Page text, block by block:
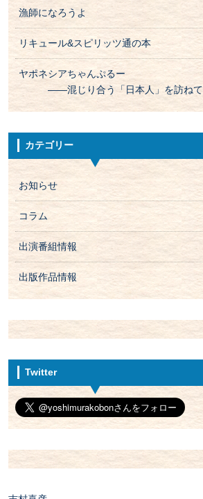
漁師になろうよ
リキュール&スピリッツ通の本
ヤポネシアちゃんぷるー
――混じり合う「日本人」を訪ねて
カテゴリー
お知らせ
コラム
出演番組情報
出版作品情報
Twitter